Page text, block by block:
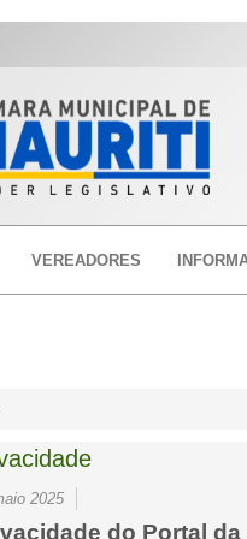
VEREADORES
2025
do Portal